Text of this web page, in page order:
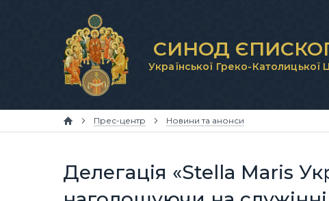
СИНОД
Української Греко-Католицької
Прес-центр Новини та анонси
Делегація «Stella Maris